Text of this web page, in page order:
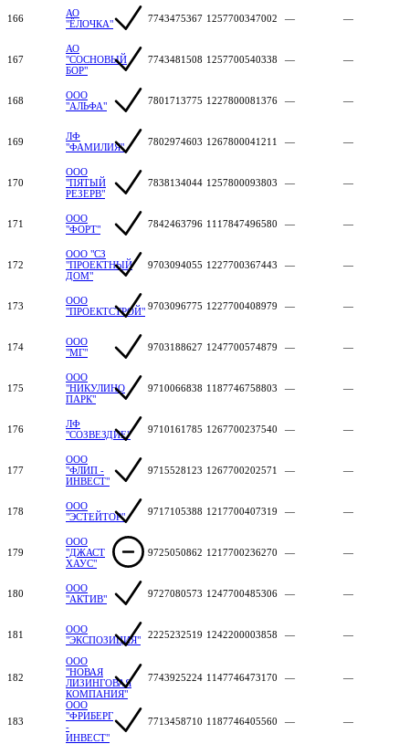
166
АО
"ЁЛОЧКА"
7743475367 1257700347002 — —
167
АО
"СОСНОВЫЙ
БОР"
7743481508 1257700540338 — —
168
ООО
"АЛЬФА"
7801713775 1227800081376 — —
169
ЛФ
"ФАМИЛИЯ"
7802974603 1267800041211 — —
170
ООО
"ПЯТЫЙ
РЕЗЕРВ"
7838134044 1257800093803 — —
171
ООО
"ФОРТ"
7842463796 1117847496580 — —
172
ООО "СЗ
"ПРОЕКТНЫЙ
ДОМ"
9703094055 1227700367443 — —
173
ООО
"ПРОЕКТСТРОЙ" 9703096775 1227700408979 — —
174
ООО
"МГ"
9703188627 1247700574879 — —
175
ООО
"НИКУЛИНО
ПАРК"
9710066838 1187746758803 — —
176
ЛФ
"СОЗВЕЗДИЕ"
9710161785 1267700237540 — —
177
ООО
"ФЛИП -
ИНВЕСТ"
9715528123 1267700202571 — —
178
ООО
"ЭСТЕЙТОР"
9717105388 1217700407319 — —
179
ООО
"ДЖАСТ
ХАУС"
9725050862 1217700236270 — —
180
ООО
"АКТИВ"
9727080573 1247700485306 — —
181
ООО
"ЭКСПОЗИЦИЯ"
2225232519 1242200003858 — —
182
ООО
"НОВАЯ
ЛИЗИНГОВАЯ
КОМПАНИЯ"
7743925224 1147746473170 — —
183
ООО
"ФРИБЕРГ
-
ИНВЕСТ"
7713458710 1187746405560 — —